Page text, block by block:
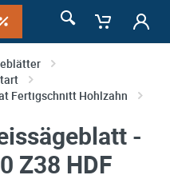
Fertigschnitt Hohlzahn
-
Z38 HDF